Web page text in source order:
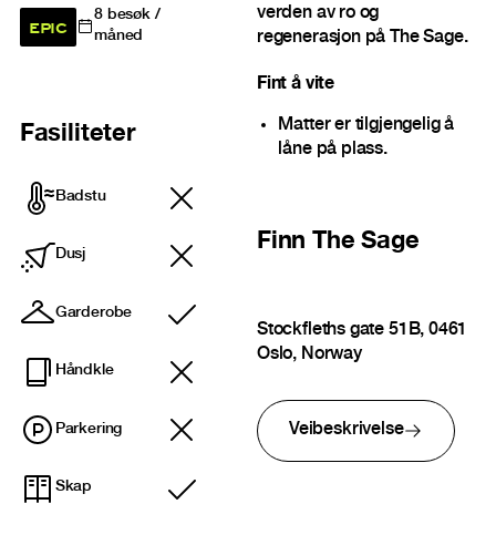
EPIC 8besøk /
måned
Fasiliteter
Badstu
Dusj
Garderobe
Inkludert
Håndkle
Parkering
Skap
Inkludert
verden av ro og
regenerasjon på The Sage.
Fint å vite
Matter er tilgjengelig å
låne på plass.
Finn The Sage
Stockfleths gate 51B, 0461
Oslo, Norway
Veibeskrivelse